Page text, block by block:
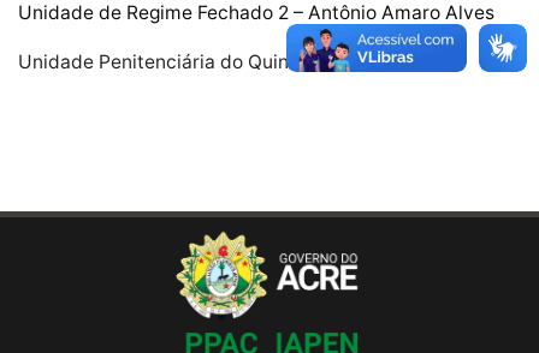
Unidade de Regime Fechado 2 – Antônio Amaro Alves
Unidade Penitenciária do Quinari – UPQ